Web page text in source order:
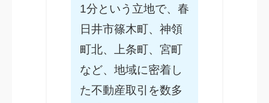
1分という立地で、春
日井市篠木町、神領
町北、上条町、宮町
など、地域に密着し
た不動産取引を数多